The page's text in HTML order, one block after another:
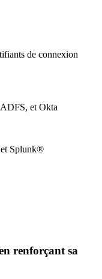
de connexion
et Okta
et Splunk®
renforçant sa